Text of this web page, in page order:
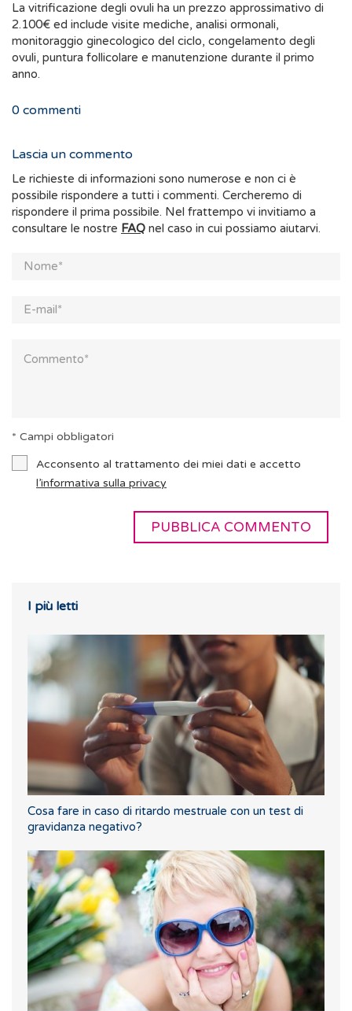
La vitrificazione degli ovuli ha un prezzo approssimativo di
2.100€ ed include visite mediche, analisi ormonali,
monitoraggio ginecologico del ciclo, congelamento degli
ovuli, puntura follicolare e manutenzione durante il primo
anno.
0 commenti
Lascia un commento
Le richieste di informazioni sono numerose e non ci è
possibile rispondere a tutti i commenti. Cercheremo di
rispondere il prima possibile. Nel frattempo vi invitiamo a
consultare le nostre FAQ nel caso in cui possiamo aiutarvi.
* Campi obbligatori
Acconsento al trattamento dei miei dati e accetto
l’informativa sulla privacy
I più letti
Cosa fare in caso di ritardo mestruale con un test di
gravidanza negativo?